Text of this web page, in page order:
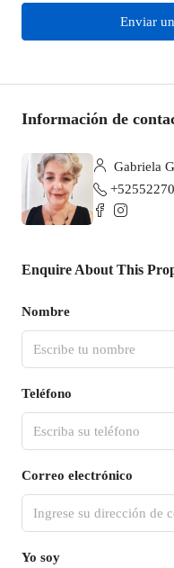
Enviar
Información de
Gabriela
Enquire About This
Nombre
Teléfono
Correo electrónico
Yo soy